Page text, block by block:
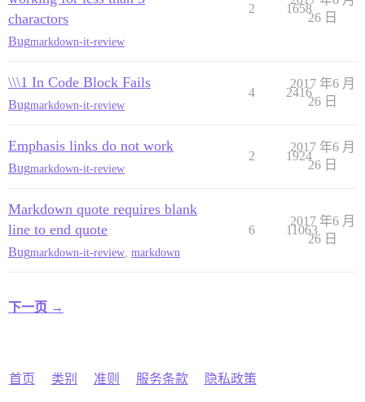
charactors
Bugmarkdown-it-review
2 1658
26 日
\\\1 In Code Block Fails
Bugmarkdown-it-review
4 2416
2017 年6 月
26 日
Emphasis links do not work
Bugmarkdown-it-review
2 1924
2017 年6 月
26 日
Markdown quote requires blank
line to end quote
Bugmarkdown-it-review markdown
6 11063
2017 年6 月
26 日
下一页 →
首页 类别 准则 服务条款 隐私政策